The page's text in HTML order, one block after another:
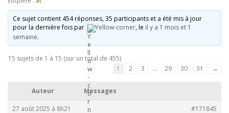
CONNEXION
Ce sujet contient 454 réponses, 35 participants et a été mis à jour
pour la dernière fois par
Yellow-corner, le il y a 1 mois et 1
semaine.
15 sujets de 1 à 15 (sur un total de 455)
1
2 3 … 29 30 31 →
Auteur Messages
27 août 2025 à 8h21 #171845